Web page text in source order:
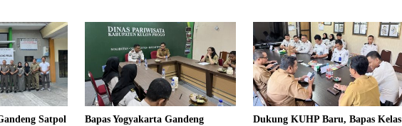
Satpol
Bapas Yogyakarta Gandeng
Dukung KUHP Baru, Bapas Kelas